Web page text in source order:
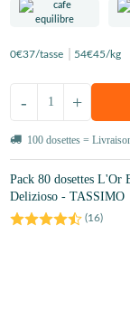
0€37/tasse 54€45/kg
+
-
100 dosettes =
Pack 80 dosettes L'Or
Delizioso - TASSIMO
(16)